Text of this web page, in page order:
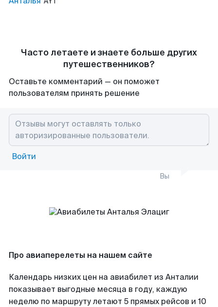
Часто летаете и знаете больше других
путешественников?
Оставьте комментарий — он поможет
пользователям принять решение
Войти
Вы
Про авиаперелеты на нашем сайте
Календарь низких цен на авиабилет из Анталии
показывает выгодные месяца в году, каждую
неделю по маршруту летают 5 прямых рейсов и 10